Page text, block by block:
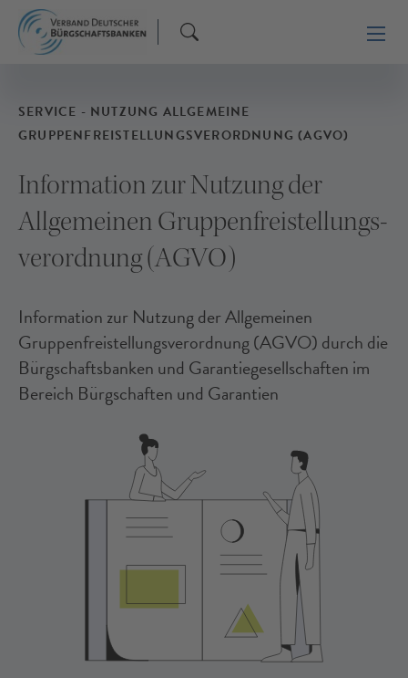
SERVICE - NUTZUNG ALLGEMEINE
GRUPPENFREISTELLUNGSVERORDNUNG (AGVO)
Information zur Nutzung der
Allgemeinen Gruppenfreistellungs-
verordnung (AGVO)
Information zur Nutzung der Allgemeinen
Gruppenfreistellungsverordnung (AGVO) durch die
Bürgschaftsbanken und Garantiegesellschaften im
Bereich Bürgschaften und Garantien